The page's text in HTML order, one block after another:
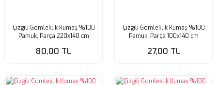
Çizgili Gömleklik Kumaş %100
Pamuk, Parça 220x140 cm
80,00 TL
Çizgili Gömleklik Kumaş %100
Pamuk, Parça 100x140 cm
27,00 TL